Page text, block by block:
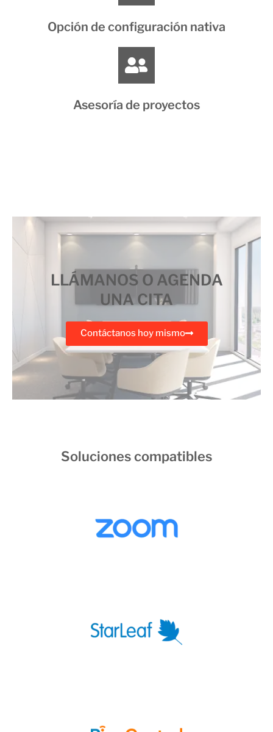
Opción de configuración nativa
Asesoría de proyectos
LLÁMANOS O AGENDA
UNA CITA
Contáctanos hoy mismo
Soluciones compatibles